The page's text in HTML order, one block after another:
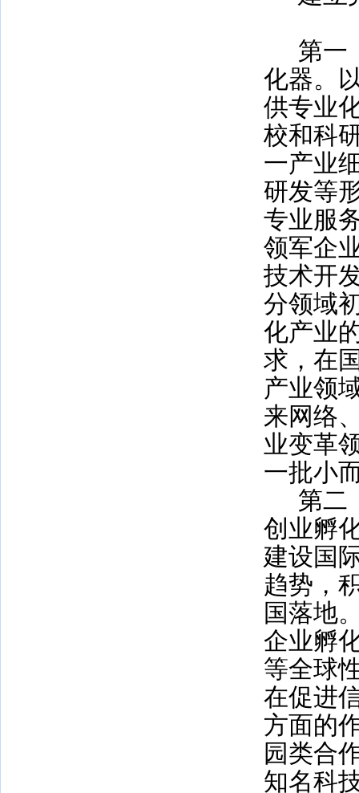
第一
化器。
供专业
校和科
一产业
研发等
专业服
领军企
技术开
分领域
化产业
求，在
产业领
来网络
业变革
一批小
第二
创业孵
建设国
趋势，
国落地
企业孵
等全球
在促进
方面的
园类合
知名科